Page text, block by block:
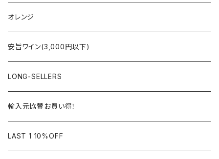
コート・デュ・ローヌ
ラングドック・ルーション
アルザス
ロワール
フランス
ボルドー
ロワール
ローヌ
ラングドック
フランス
アルザス
フランス
日本
イタリア
南アフリカ
シャンパーニュ
アルザス
ドイツ
オーストラリア
カリフォルニア
オレンジ
安旨ワイン(3,000円以下)
LONG-SELLERS
輸入元協賛お買い得！
LAST 1 10%OFF